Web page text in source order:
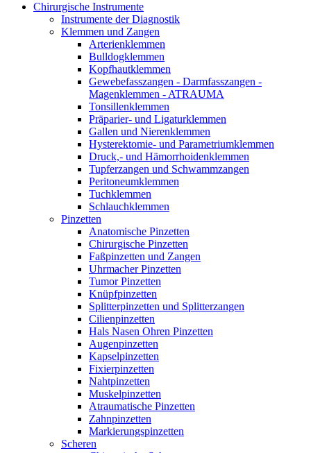
Chirurgische Instrumente
Instrumente der Diagnostik
Klemmen und Zangen
Arterienklemmen
Bulldogklemmen
Kopfhautklemmen
Gewebefasszangen - Darmfasszangen -
Magenklemmen - ATRAUMA
Tonsillenklemmen
Präparier- und Ligaturklemmen
Gallen und Nierenklemmen
Hysterektomie- und Parametriumklemmen
Druck,- und Hämorrhoidenklemmen
Tupferzangen und Schwammzangen
Peritoneumklemmen
Tuchklemmen
Schlauchklemmen
Pinzetten
Anatomische Pinzetten
Chirurgische Pinzetten
Faßpinzetten und Zangen
Uhrmacher Pinzetten
Tumor Pinzetten
Knüpfpinzetten
Splitterpinzetten und Splitterzangen
Cilienpinzetten
Hals Nasen Ohren Pinzetten
Augenpinzetten
Kapselpinzetten
Fixierpinzetten
Nahtpinzetten
Muskelpinzetten
Atraumatische Pinzetten
Zahnpinzetten
Markierungspinzetten
Scheren